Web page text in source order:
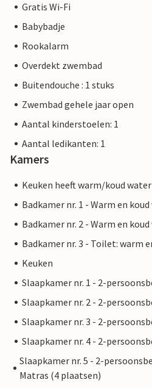
Gratis Wi-Fi
Babybadje
Rookalarm
Overdekt zwembad
Buitendouche : 1 stuks
Zwembad gehele jaar open
Aantal kinderstoelen: 1
Aantal ledikanten: 1
Kamers
Keuken heeft warm/koud water
Badkamer nr. 1 - Warm en
Badkamer nr. 2 - Warm en
Badkamer nr. 3 - Toilet: warm
Keuken
Slaapkamer nr. 1 - 2-
Slaapkamer nr. 2 - 2-
Slaapkamer nr. 3 - 2-
Slaapkamer nr. 4 - 2-
Slaapkamer nr. 5 - 2-
Matras (4 plaatsen)